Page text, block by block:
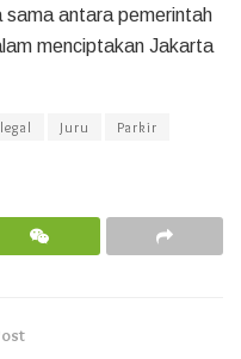
sama antara pemerintah
menciptakan Jakarta
Juru
Parkir